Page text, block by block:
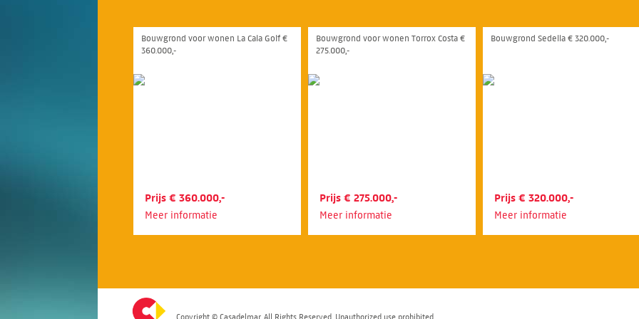
Bouwgrond voor wonen La Cala Golf €
360.000,-
Prijs € 360.000,-
Meer informatie
Bouwgrond voor wonen Torrox Costa €
275.000,-
Prijs € 275.000,-
Meer informatie
Bouwgrond Sedella € 320.000,-
Prijs € 320.000,-
Meer informatie
Copyright © Casadelmar. All Rights Reserved. Unauthorized use prohibited.